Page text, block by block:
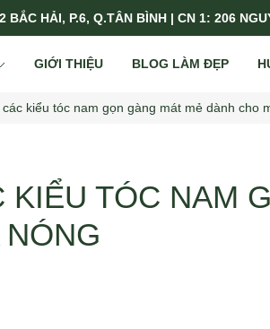
BẮC HẢI, P.6, Q.TÂN BÌNH | CN 1: 206
GIỚI THIỆU BLOG LÀM ĐẸP
kiểu tóc nam gọn gàng mát mẻ dành cho
TÓC NAM